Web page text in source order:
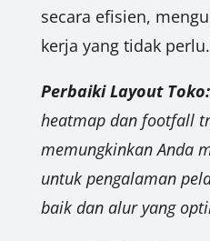
secara efisien,
kerja yang tidak perlu.
Perbaiki Layout Toko:
heatmap dan footfall
memungkinkan Anda
untuk pengalaman
baik dan alur yang